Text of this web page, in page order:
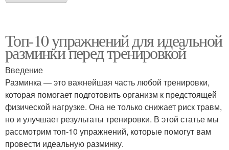
Топ-10 упражнений для идеальной
разминки перед тренировкой
Введение
Разминка — это важнейшая часть любой тренировки,
которая помогает подготовить организм к предстоящей
физической нагрузке. Она не только снижает риск травм,
но и улучшает результаты тренировки. В этой статье мы
рассмотрим топ-10 упражнений, которые помогут вам
провести идеальную разминку.